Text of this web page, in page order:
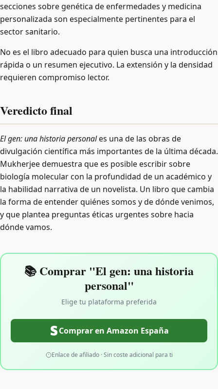
secciones sobre genética de enfermedades y medicina
personalizada son especialmente pertinentes para el
sector sanitario.
No es el libro adecuado para quien busca una introducción
rápida o un resumen ejecutivo. La extensión y la densidad
requieren compromiso lector.
Veredicto final
El gen: una historia personales una de las obras de
divulgación científica más importantes de la última década.
Mukherjee demuestra que es posible escribir sobre
biología molecular con la profundidad de un académico y
la habilidad narrativa de un novelista. Un libro que cambia
la forma de entender quiénes somos y de dónde venimos,
y que plantea preguntas éticas urgentes sobre hacia
dónde vamos.
📚 Comprar "El gen: una historia
personal"
Elige tu plataforma preferida
Comprar en Amazon España
Enlace de afiliado · Sin coste adicional para ti